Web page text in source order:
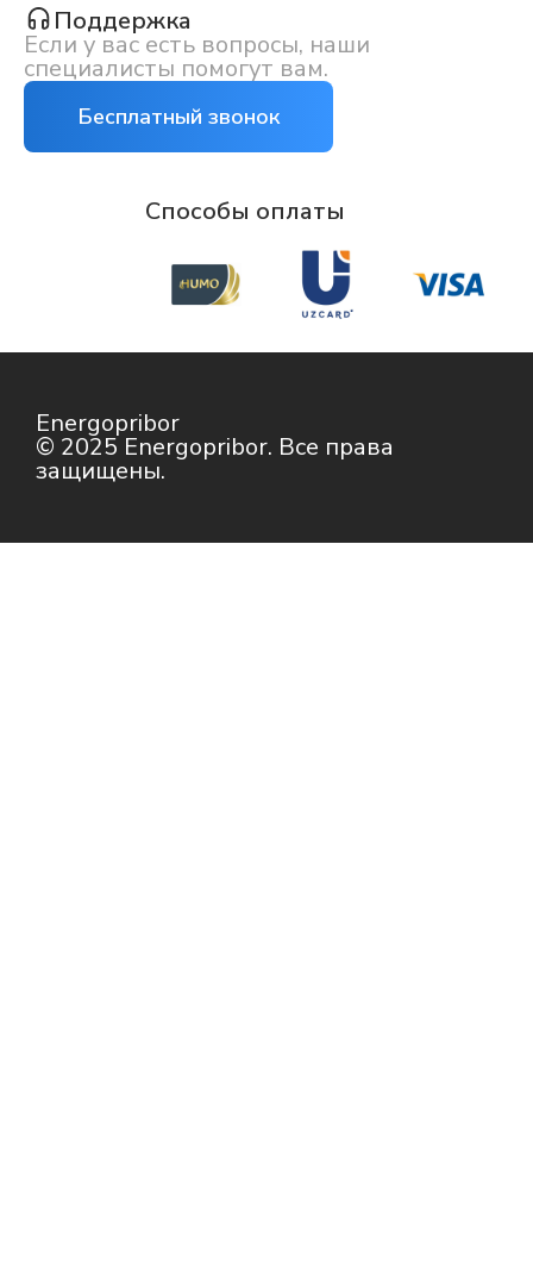
Поддержка
Если у вас есть вопросы, наши
специалисты помогут вам.
Бесплатный звонок
Способы оплаты
Energopribor
© 2025 Energopribor. Все права
защищены.